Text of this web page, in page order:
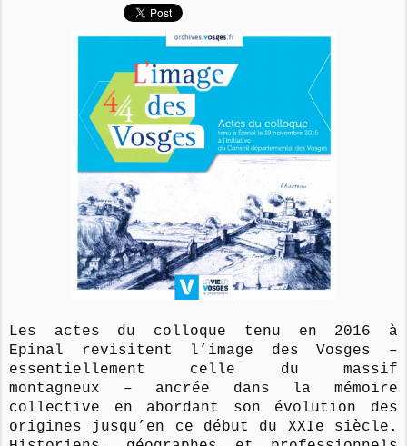
Les actes du colloque tenu en 2016 à
Epinal revisitent l’image des Vosges –
essentiellement celle du massif
montagneux – ancrée dans la mémoire
collective en abordant son évolution des
origines jusqu’en ce début du XXIe siècle.